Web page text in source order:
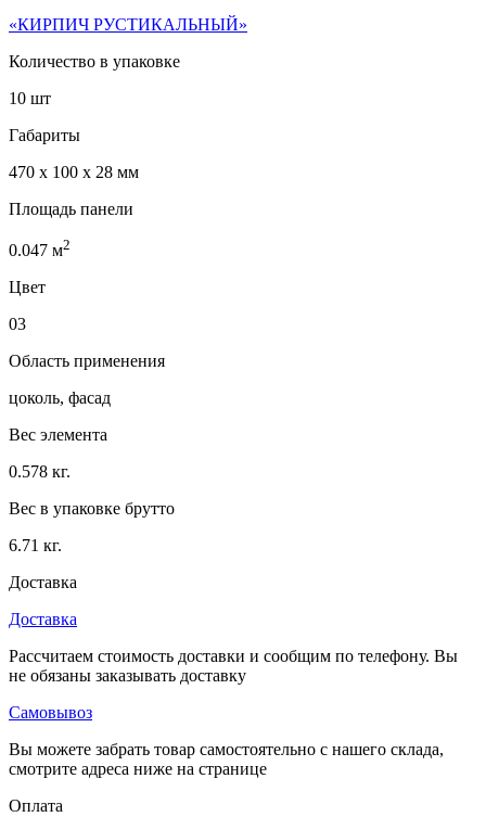
«КИРПИЧ РУСТИКАЛЬНЫЙ»
Количество в упаковке
10 шт
Габариты
470 x 100 x 28 мм
Площадь панели
0.047 м2
Цвет
03
Область применения
цоколь, фасад
Вес элемента
0.578 кг.
Вес в упаковке брутто
6.71 кг.
Доставка
Доставка
Рассчитаем стоимость доставки и сообщим по телефону. Вы
не обязаны заказывать доставку
Самовывоз
Вы можете забрать товар самостоятельно с нашего склада,
смотрите адреса ниже на странице
Оплата